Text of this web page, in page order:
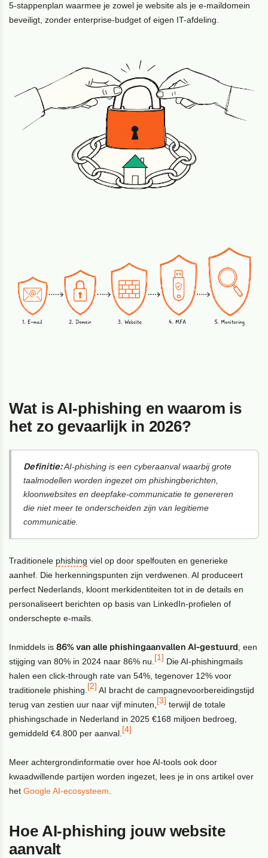
5-stappenplan waarmee je zowel je website als je e-maildomein
beveiligt, zonder enterprise-budget of eigen IT-afdeling.
Wat is AI-phishing en waarom is
het zo gevaarlijk in 2026?
Definitie:AI-phishing is een cyberaanval waarbij grote
taalmodellen worden ingezet om phishingberichten,
kloonwebsites en deepfake-communicatie te genereren
die niet meer te onderscheiden zijn van legitieme
communicatie.
Traditionele phishing viel op door spelfouten en generieke
aanhef. Die herkenningspunten zijn verdwenen. AI produceert
perfect Nederlands, kloont merkidentiteiten tot in de details en
personaliseert berichten op basis van LinkedIn-profielen of
onderschepte e-mails.
Inmiddels is86% van alle phishingaanvallen AI-gestuurd , een
stijging van 80% in 2024 naar 86% nu. [1] Die AI-phishingmails
halen een click-through rate van 54%, tegenover 12% voor
traditionele phishing. [2] AI bracht de campagnevoorbereidingstijd
terug van zestien uur naar vijf minuten, [3] terwijl de totale
phishingschade in Nederland in 2025 €168 miljoen bedroeg,
gemiddeld €4.800 per aanval. [4]
Meer achtergrondinformatie over hoe AI-tools ook door
kwaadwillende partijen worden ingezet, lees je in ons artikel over
hetGoogle AI-ecosysteem
Hoe AI-phishing jouw website
aanvalt